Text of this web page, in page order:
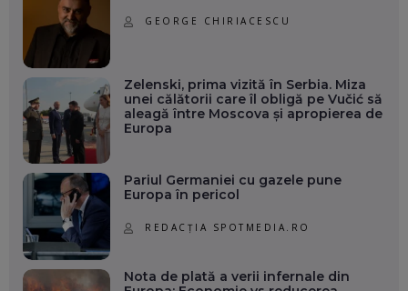
GEORGE CHIRIACESCU
Zelenski, prima vizită în Serbia. Miza
unei călătorii care îl obligă pe Vučić să
aleagă între Moscova și apropierea de
Europa
Pariul Germaniei cu gazele pune
Europa în pericol
REDACȚIA SPOTMEDIA.RO
Nota de plată a verii infernale din